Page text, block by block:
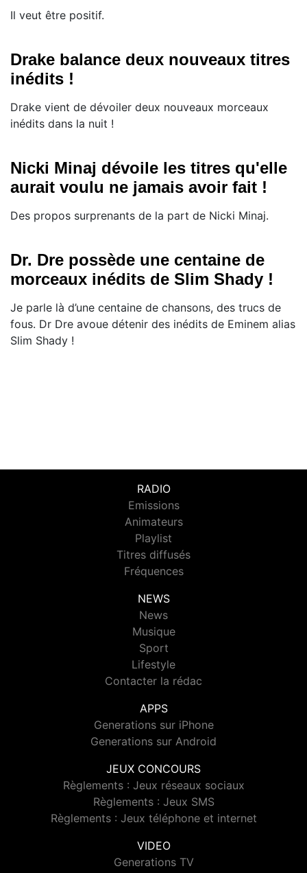
Il veut être positif.
Drake balance deux nouveaux titres
inédits !
Drake vient de dévoiler deux nouveaux morceaux
inédits dans la nuit !
Nicki Minaj dévoile les titres qu'elle
aurait voulu ne jamais avoir fait !
Des propos surprenants de la part de Nicki Minaj.
Dr. Dre possède une centaine de
morceaux inédits de Slim Shady !
Je parle là d’une centaine de chansons, des trucs de
fous. Dr Dre avoue détenir des inédits de Eminem alias
Slim Shady !
RADIO
Emissions
Animateurs
Playlist
Titres diffusés
Fréquences
NEWS
News
Musique
Sport
Lifestyle
Contacter la rédac
APPS
Generations sur iPhone
Generations sur Android
JEUX CONCOURS
Règlements : Jeux réseaux sociaux
Règlements : Jeux SMS
Règlements : Jeux téléphone et internet
VIDEO
Generations TV